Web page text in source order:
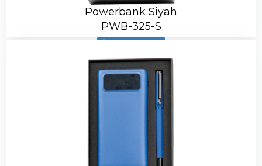
Powerbank Siyah
PWB-325-S
Ürün Stokta Yok